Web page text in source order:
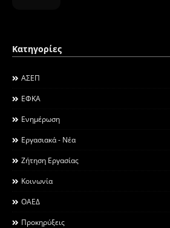
Κατηγορίες
ΑΣΕΠ
ΕΦΚΑ
Ενημέρωση
Εργασιακά - Νέα
Ζήτηση Εργασίας
Κοινωνία
ΟΑΕΔ
Προκηρύξεις